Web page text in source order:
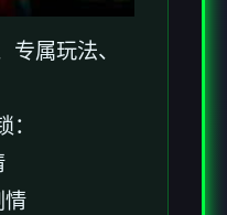
专属玩法、
：
情